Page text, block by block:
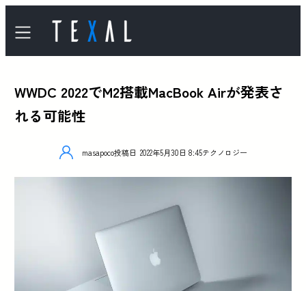
WWDC 2022でM2搭載MacBook Airが発表さ
れる可能性
masapoco投稿日 2022年5月30日 8:45テクノロジー